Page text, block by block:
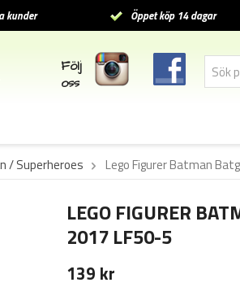
kunder Öppet köp 14 dagar
Följ
oss
/ Superheroes Lego Figurer Batman
LEGO FIGURER
2017 LF50-5
139 kr